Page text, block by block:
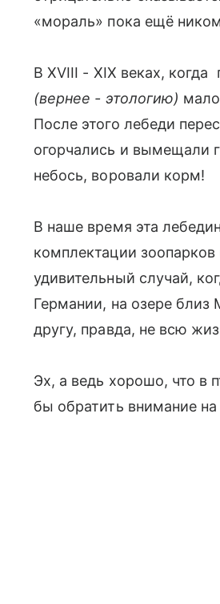
«мораль» пока ещё
В XVIII - XIX веках,
(вернее - этологию)
После этого лебеди
огорчались и вымещали
небось, воровали корм!
В наше время эта
комплектации зоопарков
удивительный случай,
Германии, на озере
другу, правда, не всю
Эх, а ведь хорошо, что в
бы обратить внимание